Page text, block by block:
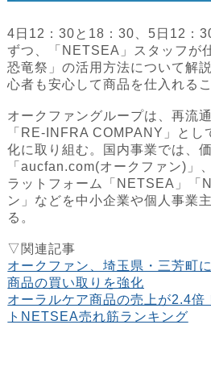
4日12：30と18：30、5日12：
ずつ、「NETSEA」スタッフが
恐竜祭」の活用方法について解
心者も安心して商品を仕入れる
オークファングループは、再流
「RE-INFRA COMPANY」と
化に取り組む。国内事業では、
「aucfan.com(オークファン)」
ラットフォーム「NETSEA」「
ン」などを中小企業や個人事業
る。
▽関連記事
オークファン、埼玉県・三芳町
商品の買い取りを強化
オーラルケア商品の売上が2.4
トNETSEA売れ筋ランキング